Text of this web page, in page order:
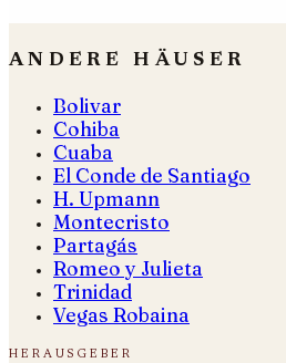
andere häuser
Bolivar
Cohiba
Cuaba
El Conde de Santiago
H. Upmann
Montecristo
Partagás
Romeo y Julieta
Trinidad
Vegas Robaina
herausgeber